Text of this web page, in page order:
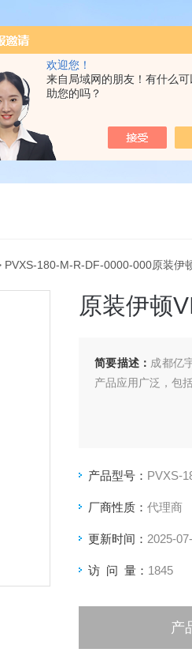
欢迎您！
来自局域网的朋友！有什么可
助您的吗？
PVXS-180-M-R-DF-0000-000原装伊
原装伊顿
简要描述： 成都亿
产品应用广泛，包
产品型号： PVXS-
厂商性质： 代理商
更新时间： 2025-
访 问 量： 1845
产